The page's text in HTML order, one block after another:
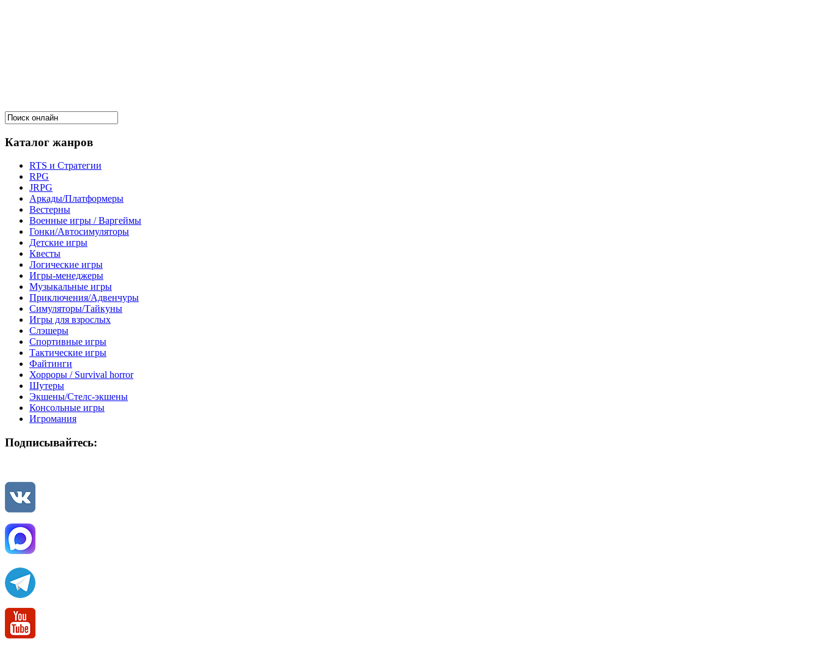
Каталог жанров
RTS и Стратегии
RPG
JRPG
Аркады/Платформеры
Вестерны
Военные игры / Варгеймы
Гонки/Автосимуляторы
Детские игры
Квесты
Логические игры
Игры-менеджеры
Музыкальные игры
Приключения/Адвенчуры
Симуляторы/Тайкуны
Игры для взрослых
Слэшеры
Спортивные игры
Тактические игры
Файтинги
Хорроры / Survival horror
Шутеры
Экшены/Стелс-экшены
Консольные игры
Игромания
Подписывайтесь: